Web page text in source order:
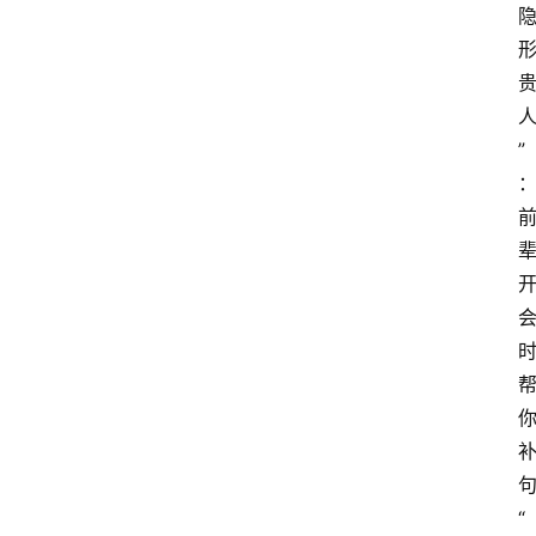
隐
形
贵
人
”
：
前
辈
开
会
时
帮
你
补
句
“